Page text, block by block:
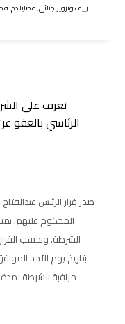
تزييف وتزوير,جنائى,قضايا دم,
تعرف على
صدر قرار الرئيس
الشرطة. وبحسب